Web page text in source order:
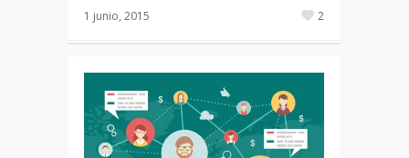
1 junio, 2015 2